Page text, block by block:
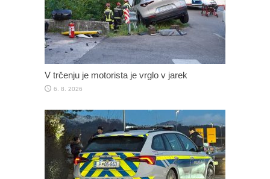
V trčenju je motorista je vrglo v jarek
6. 8. 2026